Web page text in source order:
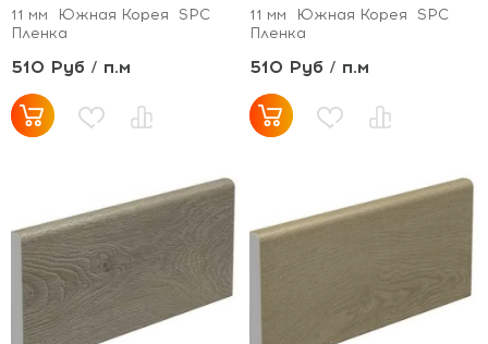
11 мм
Южная Корея
SPC
Пленка
510 Руб / п.м
11 мм
Южная Корея
SPC
Пленка
510 Руб / п.м